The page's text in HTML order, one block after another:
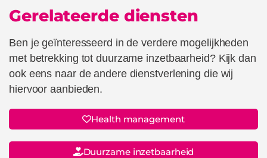
Gerelateerde diensten
Ben je geïnteresseerd in de verdere mogelijkheden
met betrekking tot duurzame inzetbaarheid? Kijk dan
ook eens naar de andere dienstverlening die wij
hiervoor aanbieden.
Health management
Duurzame inzetbaarheid